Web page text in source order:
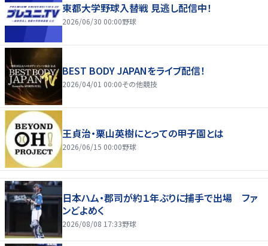
東都大学野球入替戦 見逃し配信中！
2026/06/30 00:00野球
BEST BODY JAPANをライブ配信！
2026/04/01 00:00その他競技
王貞治・栗山英樹にとっての甲子園とは
2026/06/15 00:00野球
日本ハム・郡司が約１年ぶりに捕手で出場 ファ
ンどよめく
2026/08/08 17:33野球